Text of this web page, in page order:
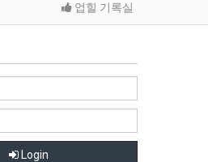
업힐 기록실
Login